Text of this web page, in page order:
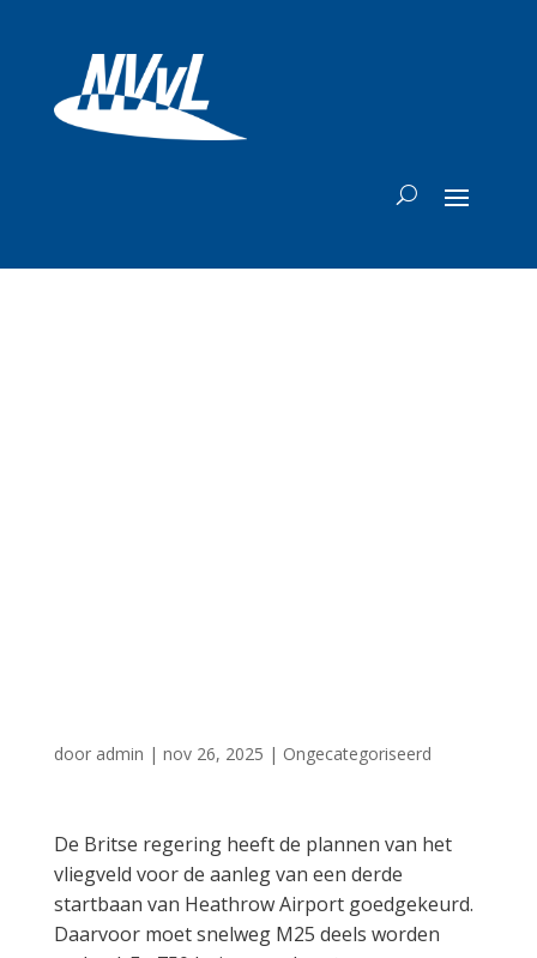
door admin | nov 26, 2025 | Ongecategoriseerd
De Britse regering heeft de plannen van het
vliegveld voor de aanleg van een derde
startbaan van Heathrow Airport goedgekeurd.
Daarvoor moet snelweg M25 deels worden